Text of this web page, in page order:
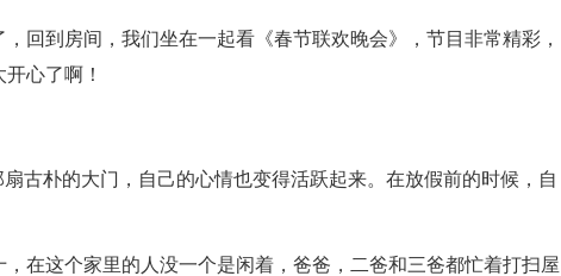
回到房间，我们坐在一起看《春节联欢晚会》，节目非常精彩，
心了啊！
古朴的大门，自己的心情也变得活跃起来。在放假前的时候，自
在这个家里的人没一个是闲着，爸爸，二爸和三爸都忙着打扫屋